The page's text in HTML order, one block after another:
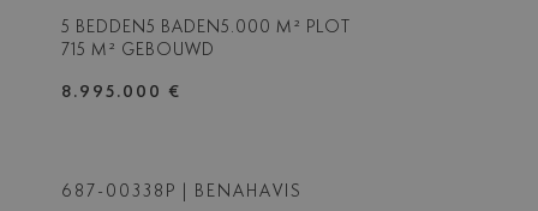
5 BEDDEN 5 BADEN 5.000 M² PLOT
715 M² GEBOUWD
8.995.000 €
687-00338P | BENAHAVIS